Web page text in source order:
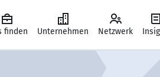
finden Unternehmen Netzwerk